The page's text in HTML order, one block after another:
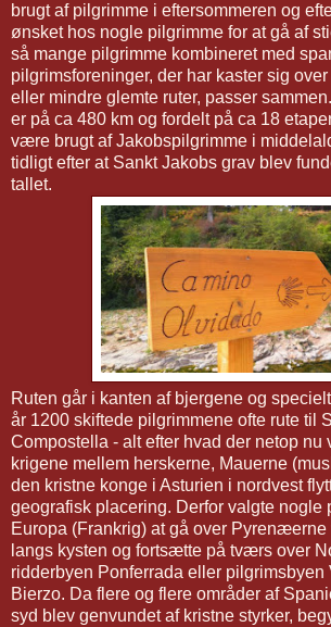
brugt af pilgrimme i eftersommeren og
ønsket hos nogle pilgrimme for at gå af
så mange pilgrimme kombineret med
pilgrimsforeninger, der har kaster sig
eller mindre glemte ruter, passer
er på ca 480 km og fordelt på ca 18
være brugt af Jakobspilgrimme i
tidligt efter at Sankt Jakobs grav blev
tallet.
Ruten går i kanten af bjergene og
år 1200 skiftede pilgrimmene ofte rute til
Compostella - alt efter hvad der netop nu
krigene mellem herskerne, Mauerne
den kristne konge i Asturien i nordvest
geografisk placering. Derfor valgte nogle
Europa (Frankrig) at gå over
langs kysten og fortsætte på tværs over
ridderbyen Ponferrada eller pilgrimsbyen
Bierzo. Da flere og flere områder af
syd blev genvundet af kristne styrker,